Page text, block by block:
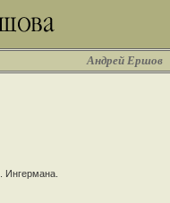
Андрей Ершов
Ингермана.